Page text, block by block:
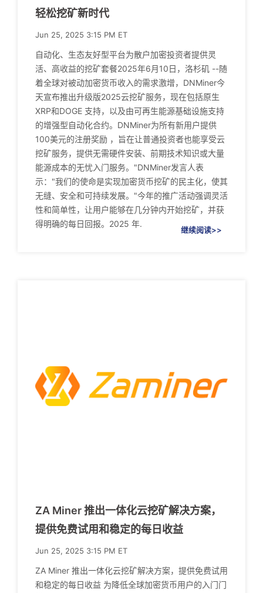
轻松挖矿新时代
Jun 25, 2025 3:15 PM ET
自动化、生态友好型平台为散户加密投资者提供灵
活、高收益的挖矿套餐2025年6月10日，洛杉矶 --随
着全球对被动加密货币收入的需求激增，DNMiner今
天宣布推出升级版2025云挖矿服务，现在包括原生
XRP和DOGE 支持，以及由可再生能源基础设施支持
的增强型自动化合约。DNMiner为所有新用户提供
100美元的注册奖励 ，旨在让普通投资者也能享受云
挖矿服务，提供无需硬件安装、前期技术知识或大量
能源成本的无忧入门服务。"DNMiner发言人表
示："我们的使命是实现加密货币挖矿的民主化，使其
无缝、安全和可持续发展。"今年的推广活动强调灵活
性和简单性，让用户能够在几分钟内开始挖矿，并获
得明确的每日回报。2025 年.
继续阅读>>
ZA Miner 推出一体化云挖矿解决方案，
提供免费试用和稳定的每日收益
Jun 25, 2025 3:15 PM ET
ZA Miner 推出一体化云挖矿解决方案，提供免费试用
和稳定的每日收益 为降低全球加密货币用户的入门门